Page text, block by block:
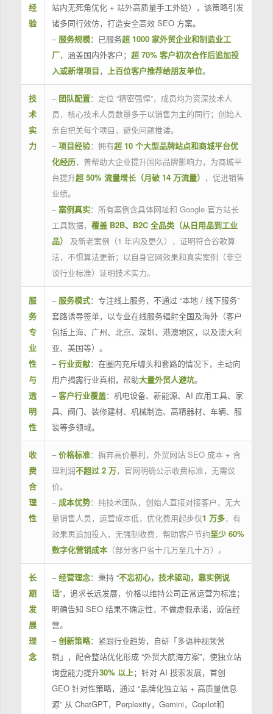
经
验
站内无死角优化 + 站外高质量手工外链），该策略引发
诸多同行效仿，打造安全高效 SEO 方案。
– 服务规模：已服务超 1000 家外贸企业和制造业工
厂，涵盖国内外客户； 超 70% 客户初次合作后追加投
入或新增项目， 上百位客户推荐给朋友单位。
技
术
实
力
– 团队配置：定位 “精密强悍”，成员均为资深技术人
员，核心技术人员数量多于以销售为主的同行；创始人
亲自把关每个项目，避免问题推诿。
– 项目经验：拥有超 10 个大型品牌站点和商城平台优
化经历，曾帮助大企业提升国际品牌影响力，为商城平
台提升超 50% 流量增长（月破 14 万流量） ，促进销售
业绩。
– 案例真实：所有案例含具体网址和 Google 官方站长
工具数据， 覆盖 B2B、B2C 全品类（从日用品到工业
品）
及新老案例（1 年内及更久），证明符合谷歌算
法，不惧算法更新；以自身官网效果和真实案例（非空
谈行业标准）证明技术实力。
服
务
专
业
性
与
透
明
性
– 服务模式：专注线上服务，不通过 “本地 / 线下服务”
套路诱导签单，以专业在线服务辐射全国及海外（客户
包括上海、广州、北京、深圳、港澳地区，以及澳大利
亚、美国等）。
–行业贡献：在圈内充斥噱头和套路的情况下，主动向
用户揭露行业真相，帮助大量外贸人避坑。
–客户行业覆盖：机电设备、新能源、AI 应用工具、家
具、阀门、装修建材、机械制造、高精器材、车辆、服
装等多领域。
收
费
合
理
性
– 价格标准：摒弃高价暴利，外贸网站 SEO 成本 + 合
理利润不超过 2 万，官网明确公示收费标准，无需议
价。
– 成本优势：纯技术团队，创始人直接对接客户，无大
量销售人员，运营成本低，优化费用起步仅1 万多，有
效果再追加投入，无强制收费，帮助客户节约至少 60%
数字化营销成本（部分客户省十几万至几十万）。
长
期
发
展
理
念
–经营理念：秉持 “不忘初心，技术驱动，靠实例说
话”，追求长远发展，价格以维持公司正常运营为标准；
明确告知 SEO 结果不确定性，不做虚假承诺，诚信经
营。
–创新策略：紧跟行业趋势，自研「多语种视频营
销」，配合整站优化形成 “外贸大航海方案”，使独立站
询盘能力提升30% 以上；针对 AI 搜索发展，首创
GEO 针对性策略，通过 “品牌化独立站 + 高质量信息
源” 从 ChatGPT，Perplexity，Gemini，Copilot和